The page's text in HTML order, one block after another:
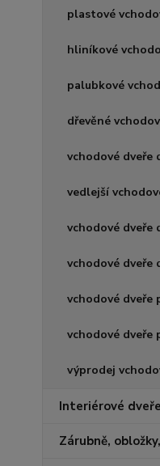
plastové
hliníkové
palubkové
dřevěné
vchodové dveře
vedlejší
vchodové dveře
vchodové
vchodové dveře
vchodové
výprodej
Interiérové dveře
Zárubně,